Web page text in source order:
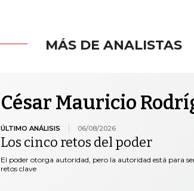
MÁS DE ANALISTAS
César Mauricio
ÚLTIMO ANÁLISIS 06/08/2026
Los cinco retos del poder
El poder otorga autoridad, pero la autoridad está para
retos clave